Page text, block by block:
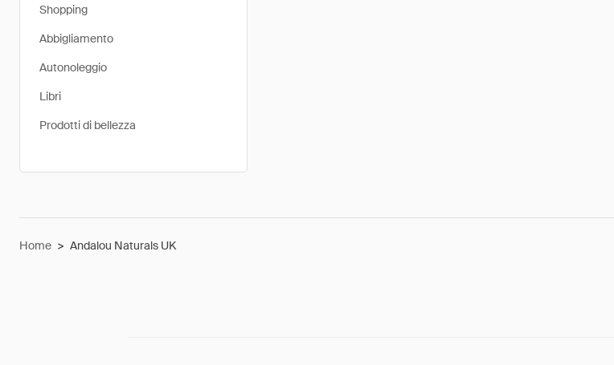
Shopping
Abbigliamento
Autonoleggio
Libri
Prodotti di bellezza
Home > Andalou Naturals UK